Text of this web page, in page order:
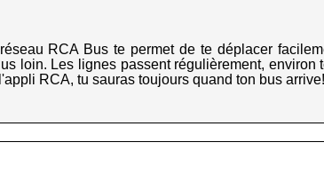
RCA Bus te permet de te déplacer
loin. Les lignes passent régulièrement, environ
RCA, tu sauras toujours quand ton bus